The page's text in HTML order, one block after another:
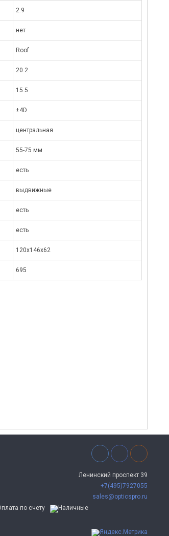
2.9
нет
Roof
20.2
15.5
±4D
центральная
55-75 мм
есть
выдвижные
есть
есть
120x146x62
695
Ленинский проспект 39
+7(495)7927055
sales@opticspro.ru